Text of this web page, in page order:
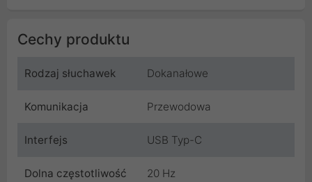
Cechy produktu
Rodzaj słuchawek Dokanałowe
Komunikacja Przewodowa
Interfejs USB Typ-C
Dolna częstotliwość
20 Hz